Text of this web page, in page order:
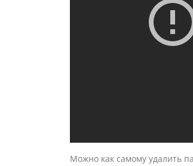
Можно как самому удалить